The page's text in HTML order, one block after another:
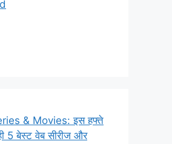
& Movies: इस हफ्ते
5 बेस्ट वेब सीरीज और